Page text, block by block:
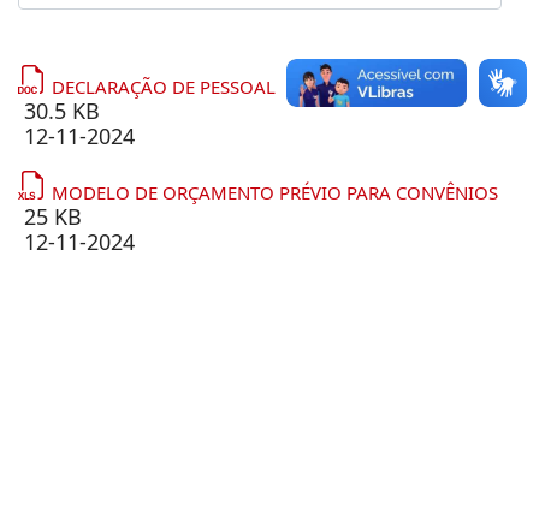
DECLARAÇÃO DE PESSOAL
30.5 KB
12-11-2024
MODELO DE ORÇAMENTO PRÉVIO PARA CONVÊNIOS
25 KB
12-11-2024